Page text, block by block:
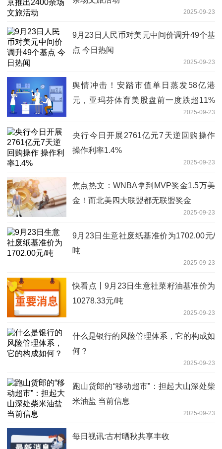
2025-09-23
9月23日人民币对美元中间价调升49个基
点 今日热闻
2025-09-23
舆情冲击！安踏市值单日蒸发58亿港
元，亚玛芬体育美股盘前一度跌超11%
2025-09-23
央行今日开展2761亿元7天逆回购操作
操作利率1.4%
2025-09-23
焦点热文：WNBA拿到MVP奖金1.5万美
金！而北美四大联盟都无联盟奖金
2025-09-23
9月23日生意社废纸基准价为1702.00元/
吨
2025-09-23
快看点丨9月23日生意社菜籽油基准价为
10278.33元/吨
2025-09-23
什么是银行的风险管理体系，它的构成如
何？
2025-09-23
跑山货郎的“移动超市”：担起大山深处柴
米油盐 当前信息
2025-09-23
每日视讯:古村晒秋共享丰收